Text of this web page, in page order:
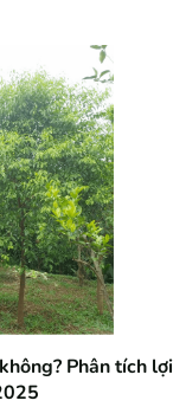
Phân tích lợi